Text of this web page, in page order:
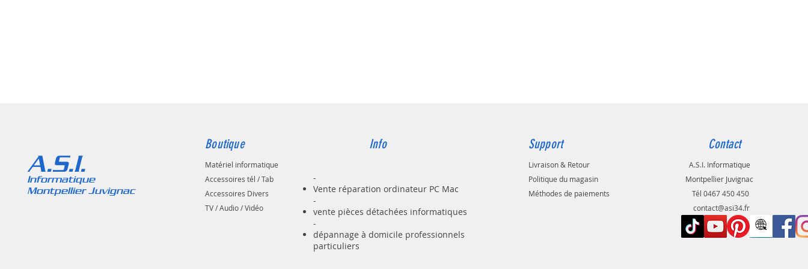
Informatique
Montpellier Juvignac
A.S.I.
Boutique
Matériel informatique
Accessoires tél / Tab
Accessoires Divers
TV / Audio / Vidéo
Info
-
Vente réparation ordinateur PC Mac
-
vente pièces détachées informatiques
-
dépannage à domicile professionnels
particuliers
Support
Livraison & Retour
Politique du magasin
Méthodes de paiements
Contact
A.S.I. Informatique
Montpellier Juvignac
Tél 0467 450 450
contact@asi34.fr